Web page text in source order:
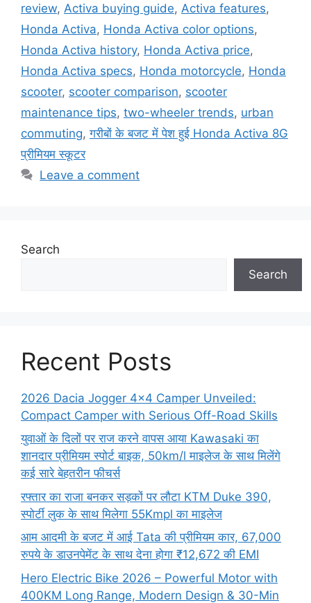
review, Activa buying guide, Activa features,
Honda Activa, Honda Activa color options,
Honda Activa history, Honda Activa price,
Honda Activa specs, Honda motorcycle, Honda
scooter, scooter comparison, scooter
maintenance tips, two-wheeler trends, urban
commuting,गरीबों के बजट में पेश हुई Honda Activa 8G
प्रीमियम स्कूटर
Leave a comment
Search
Search
Recent Posts
2026 Dacia Jogger 4×4 Camper Unveiled:
Compact Camper with Serious Off-Road Skills
युवाओं के दिलों पर राज करने वापस आया Kawasaki का
शानदार प्रीमियम स्पोर्ट बाइक, 50km/l माइलेज के साथ मिलेंगे
कई सारे बेहतरीन फीचर्स
रफ्तार का राजा बनकर सड़कों पर लौटा KTM Duke 390,
स्पोर्टी लुक के साथ मिलेगा 55Kmpl का माइलेज
आम आदमी के बजट में आई Tata की प्रीमियम कार, 67,000
रुपये के डाउनपेमेंट के साथ देना होगा ₹12,672 की EMI
Hero Electric Bike 2026 – Powerful Motor with
400KM Long Range, Modern Design & 30-Min